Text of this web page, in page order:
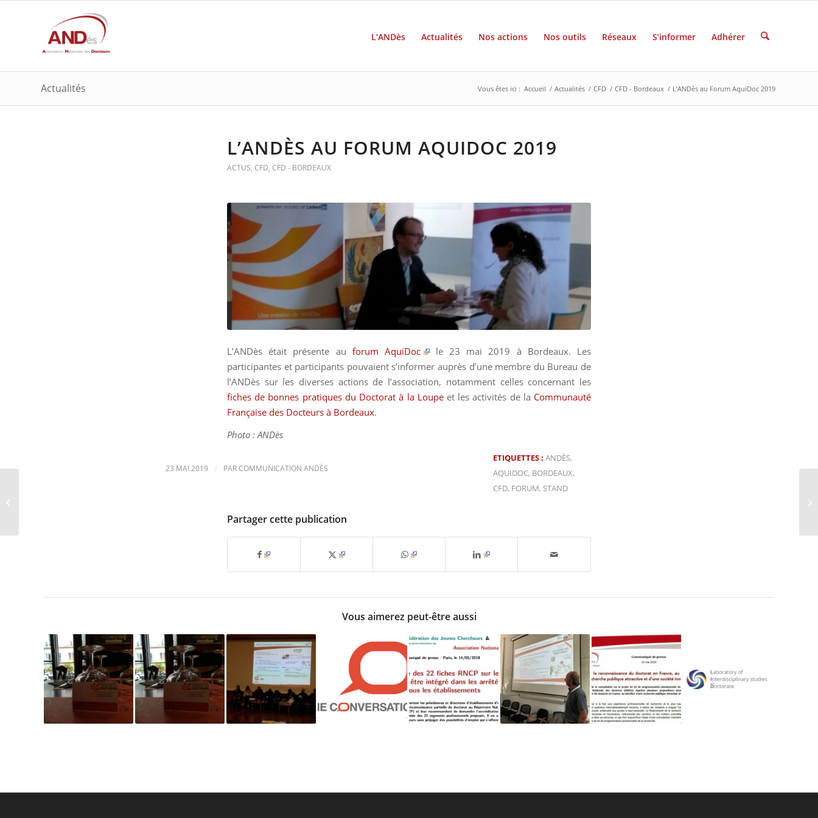
L’ANDès Actualités Nos actions Nos outils Réseaux S’informer Adhérer
Actualités Vous êtes ici : Accueil / Actualités / CFD / CFD - Bordeaux / L’ANDès au Forum AquiDoc 2019
L’ANDÈS AU FORUM AQUIDOC 2019
ACTUS, CFD, CFD - BORDEAUX
L’ANDès était présente au forum AquiDoc
le 23 mai 2019 à Bordeaux. Les
participantes et participants pouvaient s’informer auprès d’une membre du Bureau de
l’ANDès sur les diverses actions de l’association, notamment celles concernant les
fiches de bonnes pratiques du Doctorat à la Loupeet les activités de la Communauté
Française des Docteurs à Bordeaux.
Photo : ANDès
23 MAI 2019 / PARCOMMUNICATION ANDÈS
ETIQUETTES : ANDÈS,
AQUIDOC, BORDEAUX,
CFD, FORUM, STAND
Partager cette publication
Vous aimerez peut-être aussi